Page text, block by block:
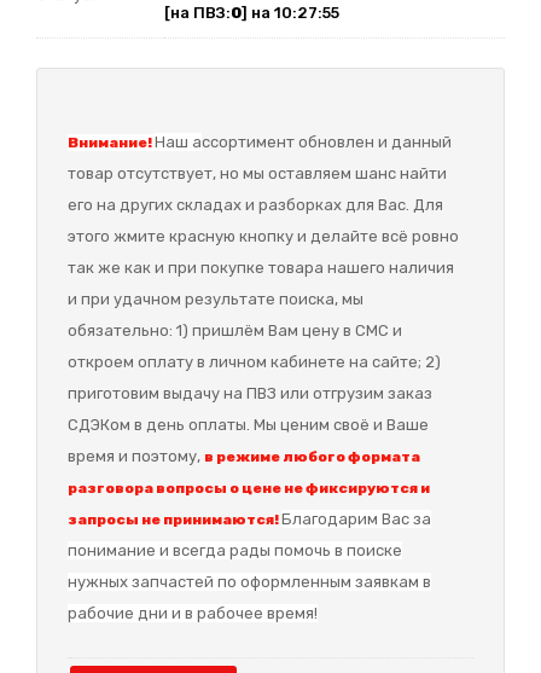
[на ПВЗ:0] на 10:27:55
Внимание!Наш ассортимент обновлен и данный
товар отсутствует, но мы оставляем шанс найти
его на других складах и разборках для Вас. Для
этого жмите красную кнопку и делайте всё ровно
так же как и при покупке товара нашего наличия
и при удачном результате поиска, мы
обязательно: 1) пришлём Вам цену в СМС и
откроем оплату в личном кабинете на сайте; 2)
приготовим выдачу на ПВЗ или отгрузим заказ
СДЭКом в день оплаты. Мы ценим своё и Ваше
время и поэтому, в режиме любого формата
разговора вопросы о цене не фиксируются и
запросы не принимаются!Благодарим Вас за
понимание и всегда рады помочь в поиске
нужных запчастей по оформленным заявкам в
рабочие дни и в рабочее время!